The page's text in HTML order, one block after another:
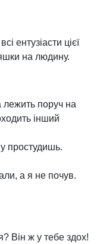
ентузіасти цієї
на людину.
лежить поруч на
інший
простудишь.
а я не почув.
Він ж у тебе здох!